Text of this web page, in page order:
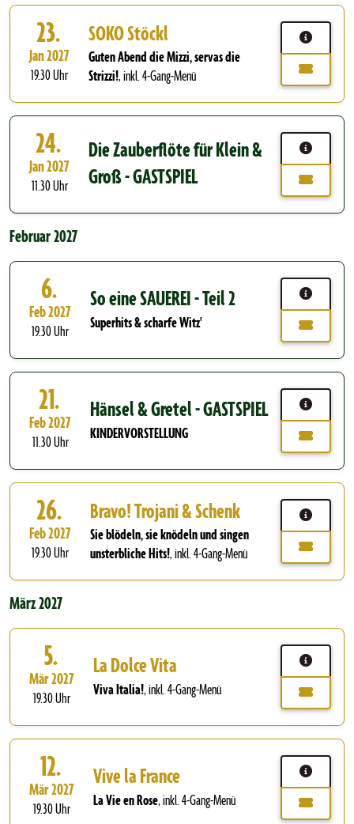
23.
Jan 2027
19.30 Uhr
SOKO Stöckl
Guten Abend die Mizzi, servas die
Strizzi!,inkl. 4-Gang-Menü
24.
Jan 2027
11.30 Uhr
Die Zauberflöte für Klein &
Groß - GASTSPIEL
Februar 2027
6.
Feb 2027
19.30 Uhr
So eine SAUEREI - Teil 2
Superhits & scharfe Witz'
21.
Feb 2027
11.30 Uhr
Hänsel & Gretel - GASTSPIEL
KINDERVORSTELLUNG
26.
Feb 2027
19.30 Uhr
Bravo! Trojani & Schenk
Sie blödeln, sie knödeln und singen
unsterbliche Hits!,inkl. 4-Gang-Menü
März 2027
5.
Mär 2027
19.30 Uhr
La Dolce Vita
Viva Italia!,inkl. 4-Gang-Menü
12.
Mär 2027
19.30 Uhr
Vive la France
La Vie en Rose,inkl. 4-Gang-Menü